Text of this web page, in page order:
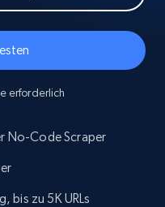
erforderlich
No-Code Scraper
bis zu 5K URLs